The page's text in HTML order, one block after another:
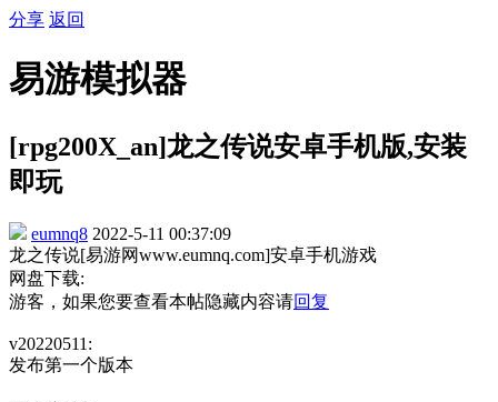
分享 返回
易游模拟器
[rpg200X_an]龙之传说安卓手机版,安装
即玩
eumnq8 2022-5-11 00:37:09
龙之传说[易游网www.eumnq.com]安卓手机游戏
网盘下载:
游客，如果您要查看本帖隐藏内容请回复
v20220511:
发布第一个版本